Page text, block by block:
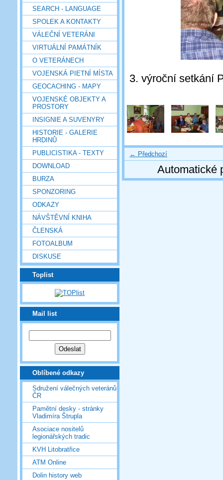
SEARCH - LANGUAGE
SPOLEK A KONTAKTY
VÁLEČNÍ VETERÁNI
VIRTUÁLNÍ PAMÁTNÍK
O VETERÁNECH
VOJENSKÁ PIETNÍ MÍSTA
GEOCACHING - MAPY
VOJENSKÉ OBJEKTY A
PROSTORY
INSIGNIE A SUVENYRY
HISTORIE - GALERIE
HRDINŮ
PUBLICISTIKA - TEXTY
DOWNLOAD
BURZA
SPONZORING
ODKAZY
NÁVŠTĚVNÍ KNIHA
ČLENSKÁ
FOTOALBUM
DISKUSE
Toplist
Mail list
Oblíbené odkazy
Sdružení válečných veteránů
ČR
Pamětní desky - stránky
Vladimíra Štrupla
Asociace nositelů
legionářských tradic
KVH Litobratřice
ATM Online
Dolin history web
3. výroční setkání
← Předchozí
Automatické